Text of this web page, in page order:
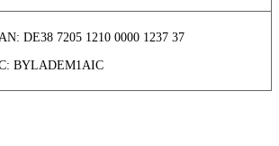
DE38 7205 1210 0000 1237 37
BYLADEM1AIC